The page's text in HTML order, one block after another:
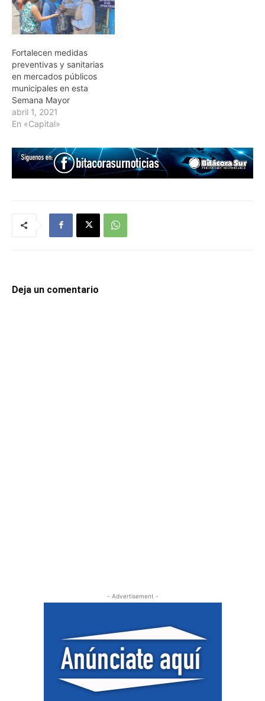
Fortalecen medidas
preventivas y sanitarias
en mercados públicos
municipales en esta
Semana Mayor
abril 1, 2021
En «Capital»
Deja un comentario
- Advertisement -